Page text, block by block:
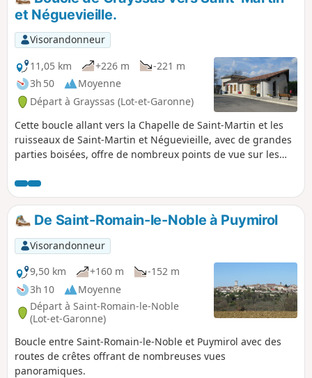
"sentiers d'Emilie dans le 82 de Randoéditions).
et Néguevieille.
Visorandonneur
11,05 km
+226 m
-221 m
3h 50
Moyenne
Départ à Grayssas (Lot-et-Garonne)
Cette boucle allant vers la Chapelle de Saint-Martin et les
ruisseaux de Saint-Martin et Néguevieille, avec de grandes
parties boisées, offre de nombreux points de vue sur les
De Saint-Romain-le-Noble à Puymirol
Visorandonneur
9,50 km
+160 m
-152 m
3h 10
Moyenne
Départ à Saint-Romain-le-Noble
(Lot-et-Garonne)
Boucle entre Saint-Romain-le-Noble et Puymirol avec des
routes de crêtes offrant de nombreuses vues
panoramiques.